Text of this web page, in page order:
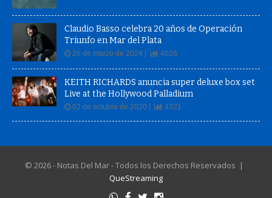
Claudio Basso celebra 20 años de Operación
Triunfo en Mar del Plata
26 de marzo de 2024 | 4626
KEITH RICHARDS anuncia super deluxe box set
Live at the Hollywood Palladium
02 de octubre de 2020 | 4321
© 2026 - Notas Del Mar - Todos los Derechos Reservados |
QueStreaming